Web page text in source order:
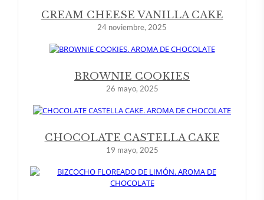
CREAM CHEESE VANILLA CAKE
24 noviembre, 2025
BROWNIE COOKIES
26 mayo, 2025
CHOCOLATE CASTELLA CAKE
19 mayo, 2025